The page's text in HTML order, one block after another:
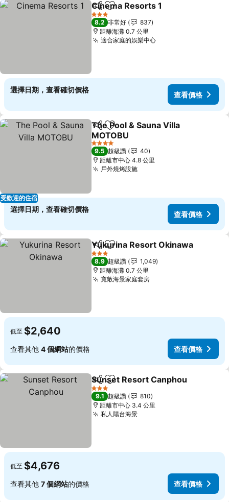
分享 加入我的最愛
Cinema Resorts 1
3 星級
8.2 非常好
837
距離海灘 0.7 公里
適合家庭的娛樂中心查看價格
選擇日期，查看確切價格
查看價格
受歡迎的住宿
分享 加入我的最愛
The Pool & Sauna Villa
MOTOBU
查看價格
4 星級
9.5 超級讚
40
距離市中心 4.8 公里
戶外燒烤設施查看價格
選擇日期，查看確切價格
查看價格
分享 加入我的最愛
Yukurina Resort Okinawa
3 星級
8.9 超級讚
1,049
距離海灘 0.7 公里
寬敞海景家庭套房查看價格
低至 $2,640
查看其他 4 個網站的價格 查看價格
分享 加入我的最愛
Sunset Resort Canphou
3 星級
9.1 超級讚
810
距離市中心 3.4 公里
私人陽台海景查看價格
低至 $4,676
查看其他 7 個網站的價格 查看價格